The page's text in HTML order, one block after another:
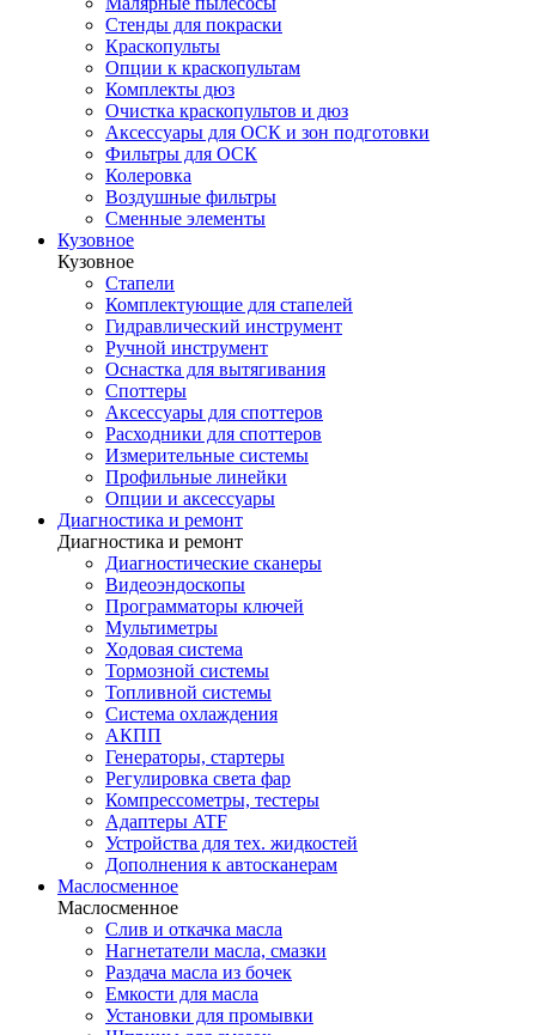
Стенды для покраски
Краскопульты
Опции к краскопультам
Комплекты дюз
Очистка краскопультов и дюз
Аксессуары для ОСК и зон подготовки
Фильтры для ОСК
Колеровка
Воздушные фильтры
Сменные элементы
Кузовное
Кузовное
Стапели
Комплектующие для стапелей
Гидравлический инструмент
Ручной инструмент
Оснастка для вытягивания
Споттеры
Аксессуары для споттеров
Расходники для споттеров
Измерительные системы
Профильные линейки
Опции и аксессуары
Диагностика и ремонт
Диагностика и ремонт
Диагностические сканеры
Видеоэндоскопы
Программаторы ключей
Мультиметры
Ходовая система
Тормозной системы
Топливной системы
Система охлаждения
АКПП
Генераторы, стартеры
Регулировка света фар
Компрессометры, тестеры
Адаптеры ATF
Устройства для тех. жидкостей
Дополнения к автосканерам
Маслосменное
Маслосменное
Слив и откачка масла
Нагнетатели масла, смазки
Раздача масла из бочек
Емкости для масла
Установки для промывки